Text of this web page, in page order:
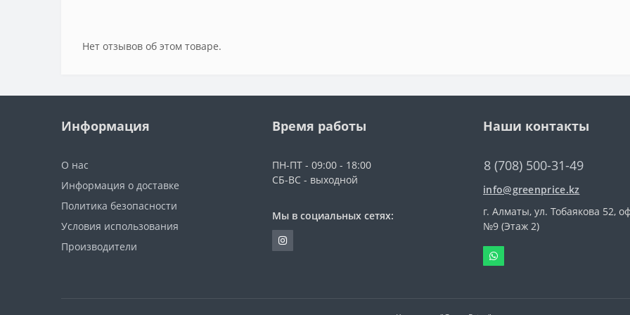
Нет отзывов об этом товаре.
Информация
О нас
Информация о доставке
Политика безопасности
Условия использования
Производители
Время работы
ПН-ПТ - 09:00 - 18:00
СБ-ВС - выходной
Мы в социальных сетях:
Наши контакты
8 (708) 500-31-49
info@greenprice.kz
г. Алматы, ул. Тобаякова 52,
№9 (Этаж 2)